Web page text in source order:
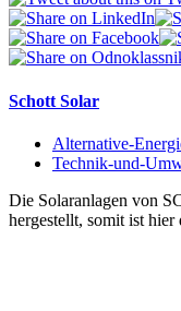
Schott Solar
Alternative-
Technik-und-
Die Solaranlagen von
hergestellt, somit ist